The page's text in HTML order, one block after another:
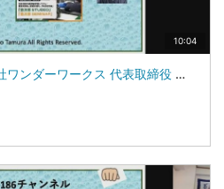
10:04
二宮金次郎の一生 株式会社ワンダーワークス 代表取締役 田村新吾